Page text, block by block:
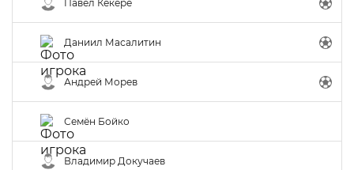
Павел Кекере
Даниил Масалитин
Андрей Морев
Семён Бойко
Владимир Докучаев